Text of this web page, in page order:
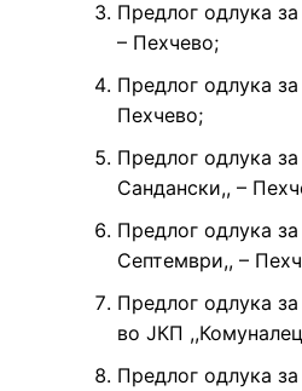
Предлог одлука
– Пехчево;
Предлог одлука
Пехчево;
Предлог одлука
Сандански,, –
Предлог одлука
Септември,, –
Предлог одлука
во ЈКП
Предлог одлука